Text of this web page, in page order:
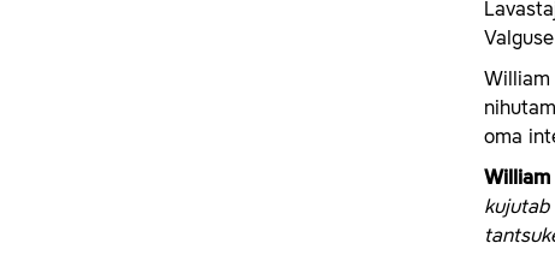
William
oma
kujutab